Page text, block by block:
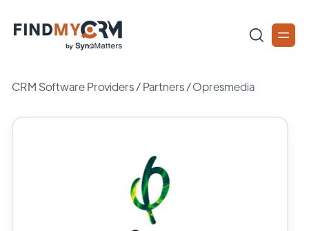
CRM Software Providers/Partners /Opresmedia